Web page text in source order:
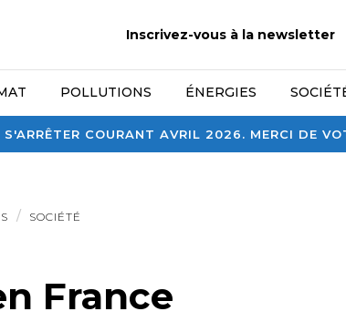
COURANT AVRIL 2026. MERCI DE
Inscrivez-vous à la newsletter
POLLUTIONS ÉNERGIES
SOCIÉTÉ
France